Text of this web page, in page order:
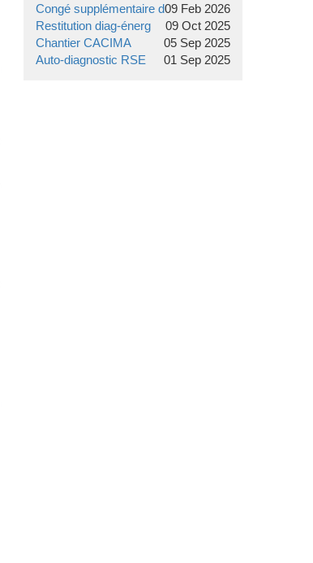
Congé supplémentaire d09 Feb 2026
Restitution diag-énerg
09 Oct 2025
Chantier CACIMA
05 Sep 2025
Auto-diagnostic RSE
01 Sep 2025